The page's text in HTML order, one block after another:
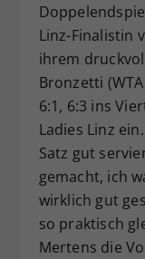
Linz-Finalistin
ihrem
Bronzetti
6:1, 6:3 ins
Ladies Linz
Satz gut
gemacht, ich
wirklich gut
so praktisch
Mertens die